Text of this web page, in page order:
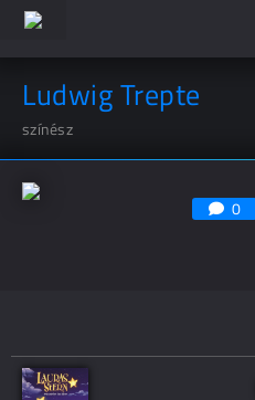
Ludwig Trepte
színész
0